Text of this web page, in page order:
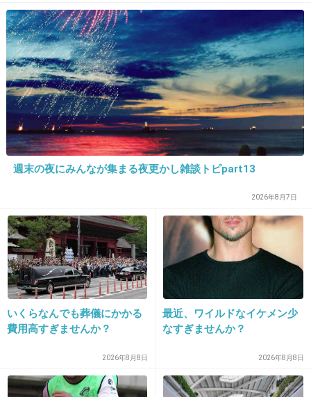
18. 匿名2016/06/26(日) 20:36:48
この人結構好き。
ジャニーズっぽくはないけど、嫌味がないし良
い人そう。
+854 -29
他にいないキャラで面白かったけどなー
やっぱりこういう写真撮られちゃうのはマズか
ったんだろうか
+1146 -10
2016/06/26(日) 20:37:02
今回の新しいアルバムのソロでもオタ芸してる
で物議
週末の夜にみんなが集まる夜更かし雑談トピpart13
2026年8月7日
いくらなんでも葬儀にかかる
費用高すぎませんか？
2026年8月8日
最近、ワイルドなイケメン少
なすぎませんか？
2026年8月8日